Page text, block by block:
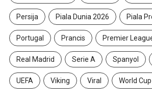
Persija Piala Dunia 2026 Piala
Portugal Prancis Premier
Real Madrid Serie A Spanyol
UEFA Viking Viral World